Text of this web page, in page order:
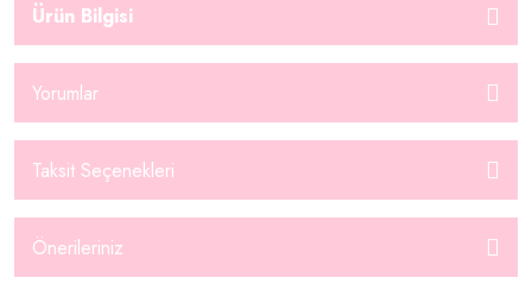
Ürün Bilgisi
Yorumlar
Taksit Seçenekleri
Önerileriniz